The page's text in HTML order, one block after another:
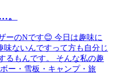
。
ーのNです😊 今日は趣味に
ないんですって方も自分じ
るもんです。 そんな私の趣
ー・雪板・キャンプ・旅